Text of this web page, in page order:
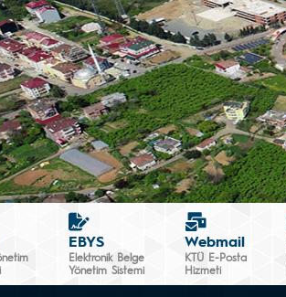
EBYS
Elektronik Belge
Yönetim Sistemi
Webmail
KTÜ E-Posta
Hizmeti